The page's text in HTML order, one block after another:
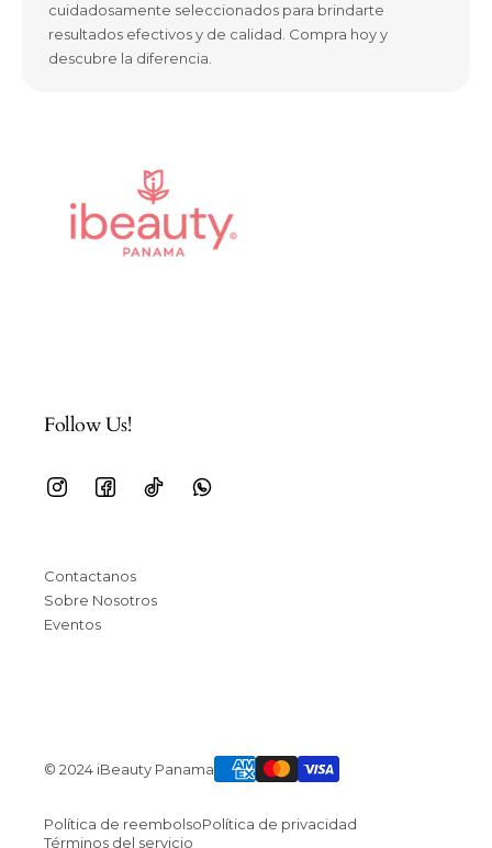
cuidadosamente seleccionados para brindarte
resultados efectivos y de calidad. Compra hoy y
descubre la diferencia.
Follow Us!
Contactanos
Sobre Nosotros
Eventos
© 2024 iBeauty Panama
Política de reembolsoPolítica de privacidad
Términos del servicio